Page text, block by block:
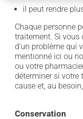
il peut rendre
Chaque personne
traitement. Si vous
d'un problème qui
mentionné ici ou
ou votre
déterminer si votre
cause et, au
Conservation